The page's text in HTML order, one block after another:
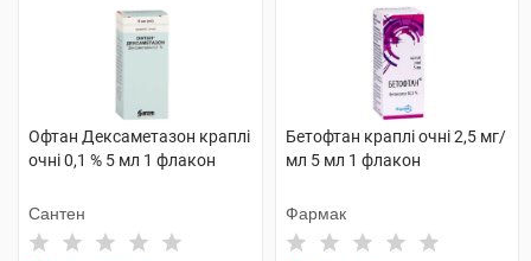
Офтан Дексаметазон краплі
очні 0,1 % 5 мл 1 флакон
Сантен
Бетофтан краплі очні 2,5 мг/
мл 5 мл 1 флакон
Фармак